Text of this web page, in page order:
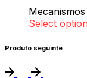
Select
Produto seguinte